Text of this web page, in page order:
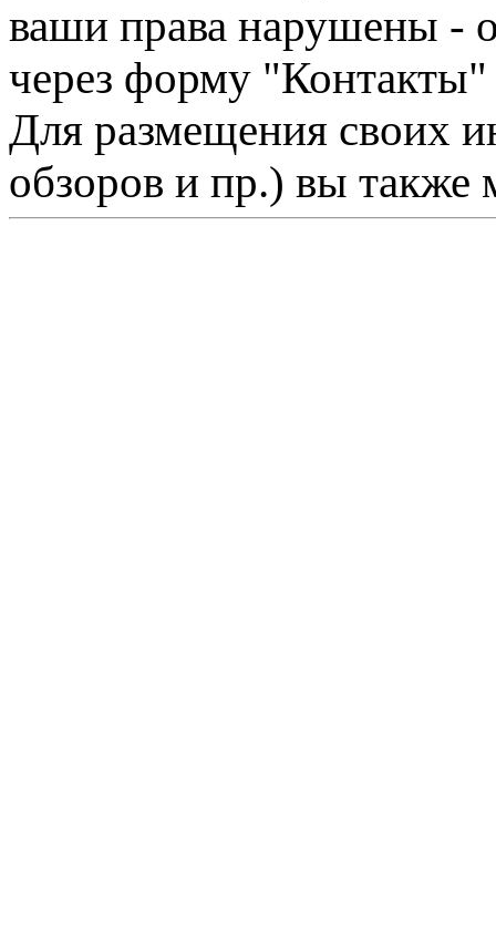
ваши права нарушены -
через форму "Контакты"
Для размещения своих
обзоров и пр.) вы также